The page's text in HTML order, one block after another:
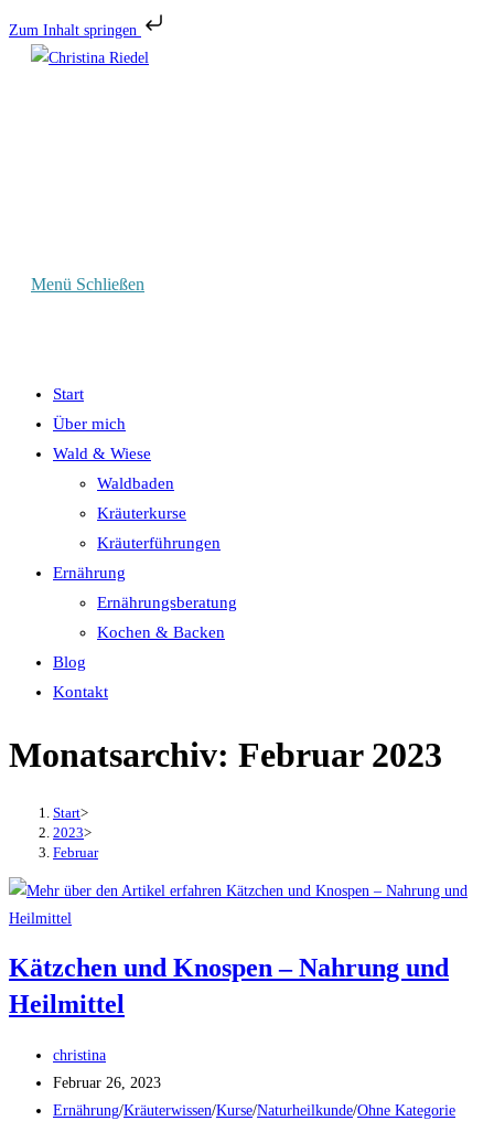
Zum Inhalt springen
Zum
Menü Schließen
Start
Über mich
Wald & Wiese
Waldbaden
Kräuterkurse
Kräuterführungen
Ernährung
Ernährungsberatung
Kochen & Backen
Blog
Kontakt
Monatsarchiv: Februar 2023
Start>
2023>
Februar
Kätzchen und Knospen – Nahrung und
Heilmittel
Beitrags-
Autor:
christina
Beitrag
veröffentlicht:
Februar 26, 2023
Beitrags-
Ernährung/Kräuterwissen/Kurse/Naturheilkunde/Ohne Kategorie